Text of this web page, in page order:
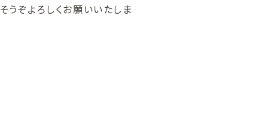
うぞよろしくお願いいたしま